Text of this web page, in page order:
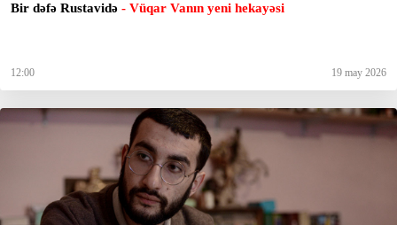
Bir dəfə Rustavidə - Vüqar Vanın yeni hekayəsi
12:00 19 may 2026